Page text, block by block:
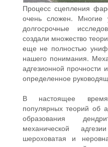
Процесс сцепления
очень сложен.
долгосрочные
создали множество
еще не полностью
нашего понимания.
адгезионной
определенное
В настоящее время
популярных теорий об
образования
механической
шероховатая и